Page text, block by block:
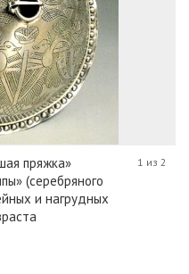
пряжка»
(серебряного
и нагрудных
1 из 2